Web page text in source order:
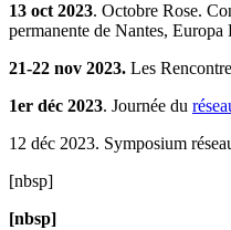
13 oct 2023. Octobre Rose.
permanente de Nantes,
21-22 nov 2023. Les
1er déc 2023. Journée du
12 déc 2023. Symposium
[nbsp]
[nbsp]